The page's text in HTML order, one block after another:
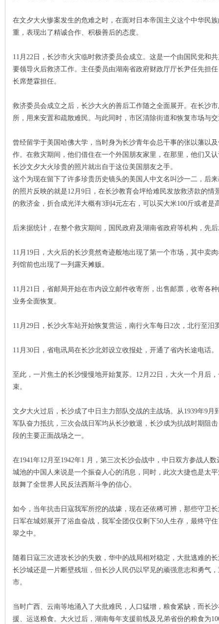
在文夕大火惨案发生的危难之时，在面对日本帝国主义这个中华民
重，表现出了精诚合作、积极善后的态度。
11月22日，长沙市火灾临时救济委员会成立。这是一个由国民党和
要领导火后救济工作。主任委员由湖南省政府财政厅厅长尹任先担
长席楚霖担任。
救济委员会成立之后，长沙大火的善后工作随之全面展开。在长沙
所，用来安置和疏散难民。与此同时，市区清除街道和恢复市场与
曾经留学于美国哈佛大学，当时身为长沙青年会总干事的张以藩以
作。在救灾期间，他们借住在一个外国朋友家里，在那里，他们又
长沙文夕大火珍贵的照片就出自于这位美国朋友之手。
这个为现在留下了许多珍贵历史镜头的美国人中文名叫沙一二，后
的照片反映的就是12月9日，在长沙教育会坪给难民发放救济款的
的救济金，折合成光洋大概有3到4元左右，可以买大米100斤或者
后来据统计，在整个救灾期间，国民政府及湖南省政府等机构，先
11月19日，大火后的长沙竟然奇迹般地出现了第一个市场，其中卖
列馆前也出现了一列露天摊贩。
11月21日，省邮局开始在市内设立邮件收寄所，出售邮票，收寄各
业务全面恢复。
11月29日，长沙火车站开始恢复营运，南行火车每日2次，北行至汨
11月30日，省电讯局在长沙北郊设立收报处，开通了省内长途电话。
至此，一片焦土的长沙慢慢地开始复苏。12月22日，大火一个月后
束。
文夕大火过后，长沙成了中日主力部队交战的主战场。从1939年9月
军队奋力抵抗，三次会战日军均从长沙败退，长沙成为抗战时期阻
段的主要正面战场之一。
在1941年12月至1942年1 月，第三次长沙会战中，中日双方参战人
城池的中国人来说是一个振奋人心的消息，同时，此次大捷也是太
鼓舞了全世界人民反法西斯斗争的信心。
如今，当年抗击日寇我军所挖的战壕，现在还依稀可辨，那些守卫
日军在城郊展开了浴血奋战，我军全团仅仅剩下50人生存，最终守
翠之中。
随着日寇三次进攻长沙的失败，华中的战局相对稳定，大批逃难的
长沙城还是一片断壁残垣，但长沙人民仍以罕见的顽强意志和勇气
市。
当时广西、云南等地涌入了大批难民，人口猛增，粮食紧缺，而长
援、运送粮食。大火过后，湖南每年支援前线及兄弟省份的粮食为